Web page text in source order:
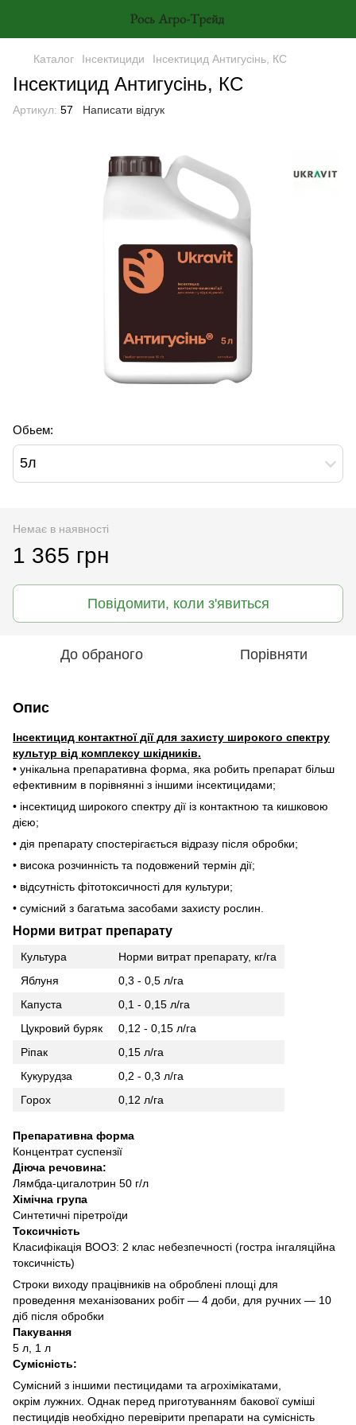
Каталог Інсектициди Інсектицид Антигусінь, КС
Інсектицид Антигусінь, КС
Артикул: 57 Написати відгук
Обьем:
5л
Немає в наявності
1 365 грн
Повідомити, коли з'явиться
До обраного Порівняти
Опис
Інсектицид контактної дії для захисту широкого спектру
культур від комплексу шкідників.
• унікальна препаративна форма, яка робить препарат більш
ефективним в порівнянні з іншими інсектицидами;
• інсектицид широкого спектру дії із контактною та кишковою
дією;
• дія препарату спостерігається відразу після обробки;
• висока розчинність та подовжений термін дії;
• відсутність фітотоксичності для культури;
• сумісний з багатьма засобами захисту рослин.
Норми витрат препарату
Культура
Норми витрат препарату, кг/га
Яблуня
0,3 - 0,5 л/га
Капуста
0,1 - 0,15 л/га
Цукровий буряк
0,12 - 0,15 л/га
Ріпак
0,15 л/га
Кукурудза
0,2 - 0,3 л/га
Горох
0,12 л/га
Препаративна форма
Концентрат суспензії
Дiюча речовина:
Лямбда-цигалотрин 50 г/л
Хiмiчна група
Синтетичні піретроїди
Токсичнiсть
Класифікація ВООЗ: 2 клас небезпечності (гостра інгаляційна
токсичність)
Строки виходу працівників на оброблені площі для
проведення механізованих робіт — 4 доби, для ручних — 10
діб після обробки
Пакування
5 л, 1 л
Сумісність:
Сумісний з іншими пестицидами та агрохімікатами,
окрім лужних. Однак перед приготуванням бакової суміші
пестицидів необхідно перевірити препарати на сумісність